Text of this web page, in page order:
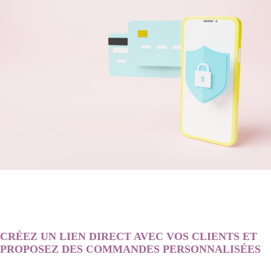
CRÉEZ UN LIEN DIRECT AVEC VOS CLIENTS ET
PROPOSEZ DES COMMANDES PERSONNALISÉES